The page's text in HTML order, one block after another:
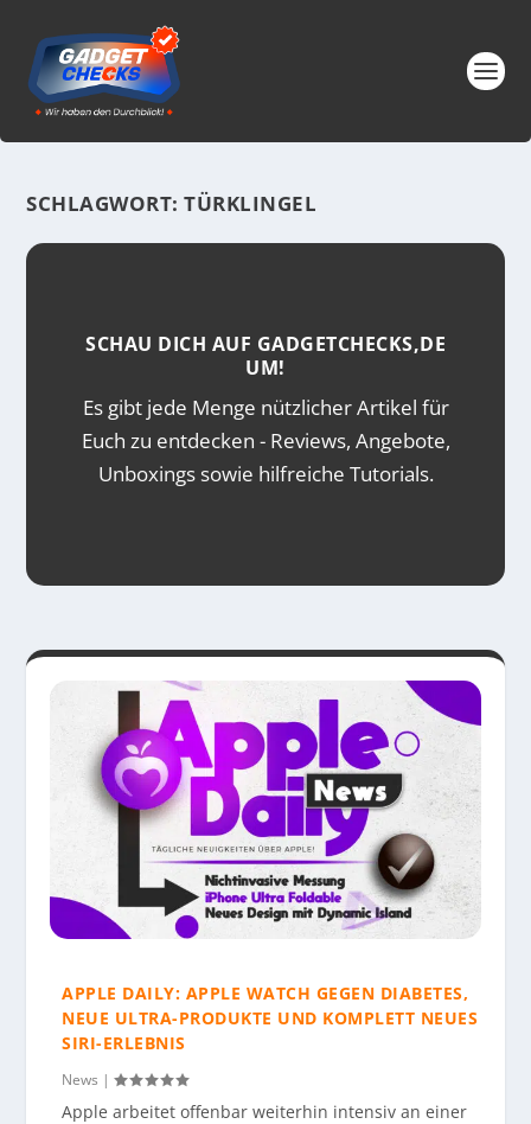
SCHLAGWORT:TÜRKLINGEL
SCHAU DICH AUF GADGETCHECKS,DE
UM!
Es gibt jede Menge nützlicher Artikel für
Euch zu entdecken - Reviews, Angebote,
Unboxings sowie hilfreiche Tutorials.
SMARTHOME GUIDE: WAS IST MATTER? DER
SMART-HOME-STANDARD VERSTÄNDLICH
ERKLÄRT
DIGITAL DANEBEN: SMART HOME KÜNDIGT
BEWOHNERN WEGEN INEFFIZIENTER NUTZUNG –
SATIRE
SMARTHOME GUIDE: WAS IST EIN SMART HOME?
DAS INTELLIGENTE ZUHAUSE EINFACH ERKLÄRT
PRIME DAY 2026: RING- UND BLINK-GERÄTE FÜR
SMARTE SICHERHEIT ZU HAUSE IM ANGEBOT
APPLE DAILY: APPLE WATCH GEGEN DIABETES,
NEUE ULTRA-PRODUKTE UND KOMPLETT NEUES
SIRI-ERLEBNIS
News |
Apple arbeitet offenbar weiterhin intensiv an einer